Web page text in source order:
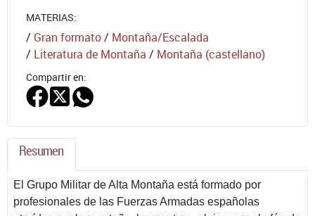
MATERIAS:
/ Gran formato/ Montaña/Escalada
/ Literatura de Montaña / Montaña (castellano)
Compartir en:
Resumen
El Grupo Militar de Alta Montaña está formado por
profesionales de las Fuerzas Armadas españolas